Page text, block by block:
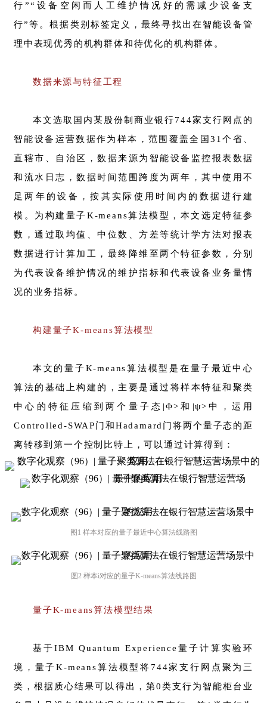
行”“设备空闲而人工维护情况好的需减少设备支
行”等。根据类别标签定义，最终寻找出在智能设备管
理中表现优秀的机构群体和待优化的机构群体。
数据来源与特征工程
本文选取国内某股份制商业银行744家支行网点的
智能设备运营数据作为样本，范围覆盖全国31个省、
直辖市、自治区，数据来源为智能设备监控报表数据
和流水日志，数据时间范围跨度为两年，其中使用不
足两年的设备，按其实际使用时间内的数据进行建
模。为构建量子K-means算法模型，本文选定特征参
数，通过取均值、中位数、方差等统计学方法对报表
数据进行计算加工，最终降维至两个特征参数，分别
为代表设备维护情况的维护指标和代表设备业务量情
况的业务指标。
构建量子K-means算法模型
本文的量子K-means算法模型是在量子最近中心
算法的基础上构建的，主要是通过将样本特征和聚类
中心的特征压缩到两个量子态|Φ>和|ψ>中，运用
Controlled-SWAP门和Hadamard门将两个量子态的距
离转移到第一个控制比特上，可以通过计算得到：
图1 样本对应的量子最近中心算法线路图
图2 样本i对应的量子K-means算法线路图
量子K-means算法模型结果
基于IBM Quantum Experience量子计算实验环
境，量子K-means算法模型将744家支行网点聚为三
类，根据质心结果可以得出，第0类支行为智能柜台业